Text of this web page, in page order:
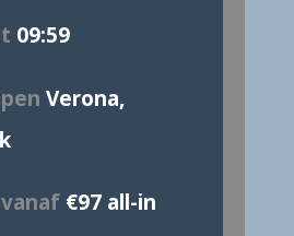
09:59
Verona,
€97 all-in